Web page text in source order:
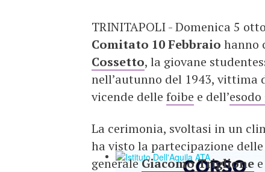
TRINITAPOLI - Domenica 5
Comitato 10 Febbraio hanno
Cossetto, la giovane
nell’autunno del 1943, vittima
vicende delle foibe e dell’
La cerimonia, svoltasi in un
ha visto la partecipazione
generaleGiacomo Triglione